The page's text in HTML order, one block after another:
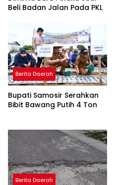
Beli Badan Jalan Pada PKL
Berita Daerah
Bupati Samosir Serahkan
Bibit Bawang Putih 4 Ton
Berita Daerah